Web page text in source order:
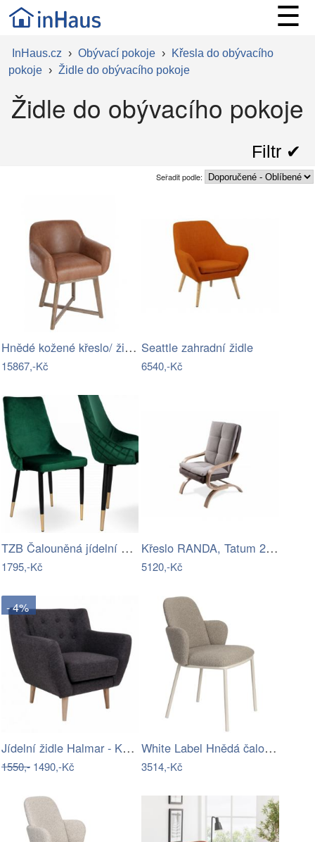
☰
InHaus.cz › Obývací pokoje ›
Křesla do obývacího
pokoje › Židle do obývacího pokoje
Židle do obývacího pokoje
Filtr ✔︎
Seřadit podle:
Hnědé kožené křeslo/ židle Venetta - 62…
15867,-Kč
Seattle zahradní židle
6540,-Kč
TZB Čalouněná jídelní židle VERMONT…
1795,-Kč
Křeslo RANDA, Tatum 279/284 sonoma
5120,-Kč
- 4%
Jídelní židle Halmar - KERRY - doprava…
1550,- 1490,-Kč
White Label Hnědá čalouněná jídelní…
3514,-Kč